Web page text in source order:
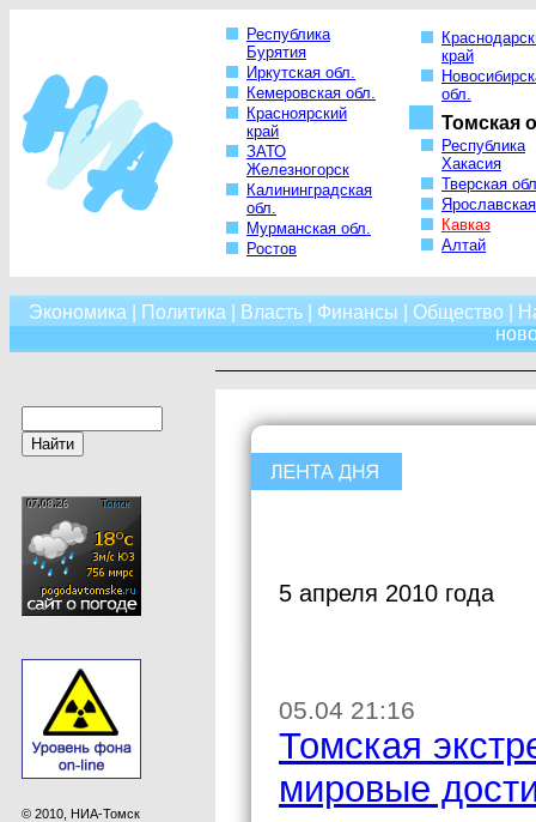
Республика
Бурятия
Иркутская обл.
Кемеровская обл.
Красноярский
край
ЗАТО
Железногорск
Калининградская
обл.
Мурманская обл.
Ростов
край
обл.
Томская
Республика
Хакасия
Тверская
Кавказ
Алтай
Экономика Политика Власть| Финансы Общество
© 2010, НИА-Томск
5 апреля 2010 года
05.04 21:16
Томская
мировые